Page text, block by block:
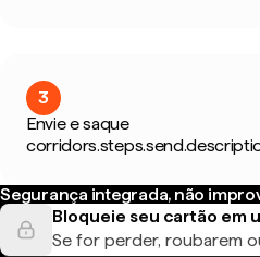
3
Envie e saque
Segurança integrada, não
Bloqueie seu cartão em
Se for perder, roubarem